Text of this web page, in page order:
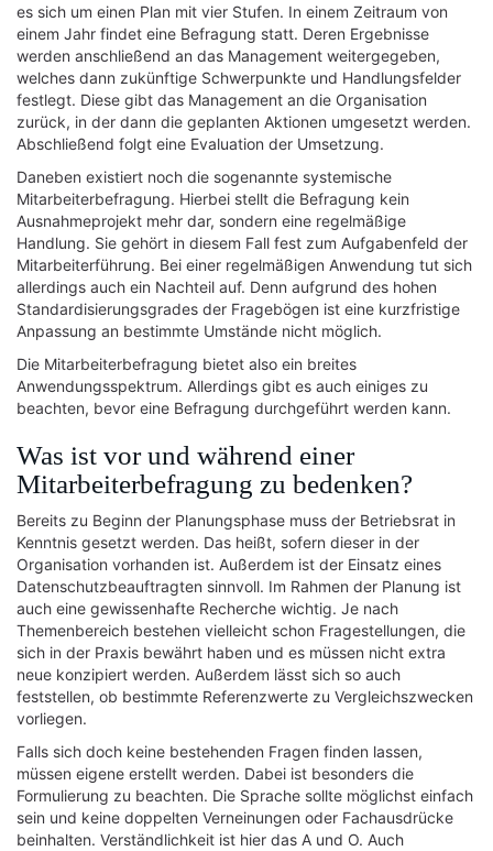
es sich um einen Plan mit vier Stufen. In einem Zeitraum von
einem Jahr findet eine Befragung statt. Deren Ergebnisse
werden anschließend an das Management weitergegeben,
welches dann zukünftige Schwerpunkte und Handlungsfelder
festlegt. Diese gibt das Management an die Organisation
zurück, in der dann die geplanten Aktionen umgesetzt werden.
Abschließend folgt eine Evaluation der Umsetzung.
Daneben existiert noch die sogenannte systemische
Mitarbeiterbefragung. Hierbei stellt die Befragung kein
Ausnahmeprojekt mehr dar, sondern eine regelmäßige
Handlung. Sie gehört in diesem Fall fest zum Aufgabenfeld der
Mitarbeiterführung. Bei einer regelmäßigen Anwendung tut sich
allerdings auch ein Nachteil auf. Denn aufgrund des hohen
Standardisierungsgrades der Fragebögen ist eine kurzfristige
Anpassung an bestimmte Umstände nicht möglich.
Die Mitarbeiterbefragung bietet also ein breites
Anwendungsspektrum. Allerdings gibt es auch einiges zu
beachten, bevor eine Befragung durchgeführt werden kann.
Was ist vor und während einer
Mitarbeiterbefragung zu bedenken?
Bereits zu Beginn der Planungsphase muss der Betriebsrat in
Kenntnis gesetzt werden. Das heißt, sofern dieser in der
Organisation vorhanden ist. Außerdem ist der Einsatz eines
Datenschutzbeauftragten sinnvoll. Im Rahmen der Planung ist
auch eine gewissenhafte Recherche wichtig. Je nach
Themenbereich bestehen vielleicht schon Fragestellungen, die
sich in der Praxis bewährt haben und es müssen nicht extra
neue konzipiert werden. Außerdem lässt sich so auch
feststellen, ob bestimmte Referenzwerte zu Vergleichszwecken
vorliegen.
Falls sich doch keine bestehenden Fragen finden lassen,
müssen eigene erstellt werden. Dabei ist besonders die
Formulierung zu beachten. Die Sprache sollte möglichst einfach
sein und keine doppelten Verneinungen oder Fachausdrücke
beinhalten. Verständlichkeit ist hier das A und O. Auch